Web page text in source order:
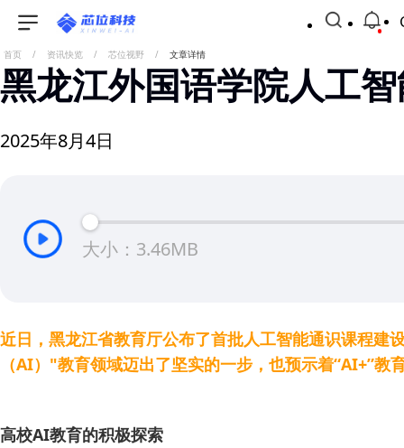
首页 / 资讯快览 / 芯位视野 / 文章详情
黑龙江外国语学院人工
2025年8月4日
大小：3.46MB
近日，黑龙江省教育厅公布了首批人工智能通识课程建
（AI）"教育领域迈出了坚实的一步，也预示着“AI+”
高校AI教育的积极探索